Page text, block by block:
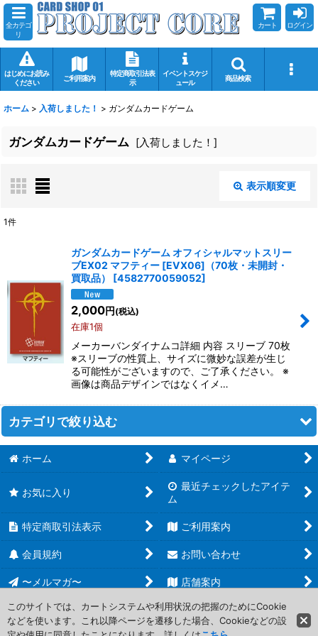
全カテゴ
リ
カート ログイン
はじめにお読み
ください
ご利用案内
特定商取引法表
示
イベントスケジ
ュール
商品検索
ホーム > 入荷しました！ > ガンダムカードゲーム
ガンダムカードゲーム [入荷しました！ ]
表示順変更
表示数
在庫あり
並び順:
1件
ガンダムカードゲーム オフィシャルマットスリー
ブEX02 マフティー [EVX06]（70枚・未開封・
買取品）
[4582770059052]
2,000円 (税込)
在庫1個
メーカーバンダイナムコ詳細 内容 スリーブ 70枚
※スリーブの性質上、サイズに微妙な誤差が生じ
る可能性がございますので、ご了承ください。 ※
画像は商品デザインではなくイメ…
カテゴリで絞り込む
ガンダムカードゲーム (全商品)
ブースター第5弾 Freedom Ascension【GD05】
ブースター第4弾 Phantom Aria【GD04】
ブースター第3弾 Steel Requiem【GD03】
ブースター第2弾 Dual Impact【GD02】
ブースター第1弾 Newtype Rising 【GD01】
ホーム マイページ
お気に入り
最近チェックしたアイテ
ム
特定商取引法表示 ご利用案内
会員規約 お問い合わせ
〜メルマガ〜 店舗案内
Copyright (C) 2006-2017 PROJECT CORE Corporation. All Rights
このサイトでは、カートシステムや利用状況の把握のためにCookie
などを使います。これ以降ページを遷移した場合、Cookieなどの設